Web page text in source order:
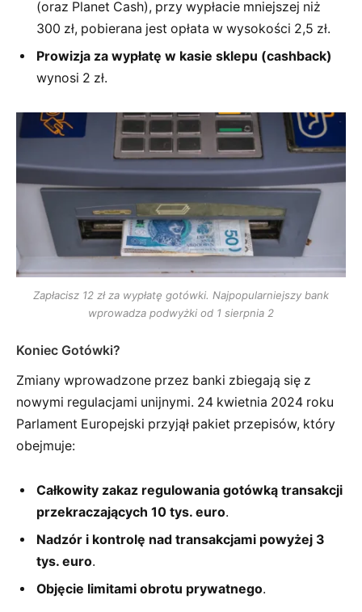
(oraz Planet Cash), przy wypłacie mniejszej niż
300 zł, pobierana jest opłata w wysokości 2,5 zł.
Prowizja za wypłatę w kasie sklepu (cashback)
wynosi 2 zł.
Zapłacisz 12 zł za wypłatę gotówki. Najpopularniejszy bank
wprowadza podwyżki od 1 sierpnia 2
Koniec Gotówki?
Zmiany wprowadzone przez banki zbiegają się z
nowymi regulacjami unijnymi. 24 kwietnia 2024 roku
Parlament Europejski przyjął pakiet przepisów, który
obejmuje:
Całkowity zakaz regulowania gotówką transakcji
przekraczających 10 tys. euro.
Nadzór i kontrolę nad transakcjami powyżej 3
tys. euro.
Objęcie limitami obrotu prywatnego.